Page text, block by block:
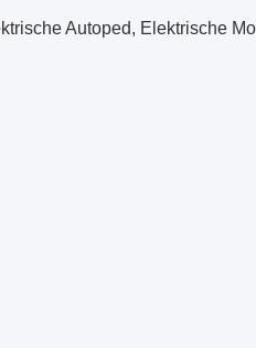
Autoped, Elektrische